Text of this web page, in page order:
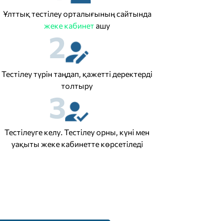
Ұлттық тестілеу орталығының сайтында
жеке кабинет ашу
2
Тестілеу түрін таңдап, қажетті деректерді
толтыру
3
Тестілеуге келу. Тестілеу орны, күні мен
уақыты жеке кабинетте көрсетіледі